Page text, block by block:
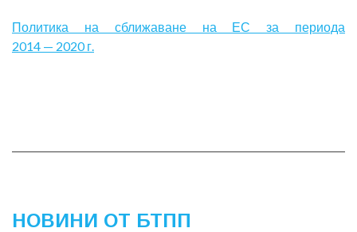
Политика на сближаване на ЕС за периода
2014 — 2020 г.
НОВИНИ ОТ БТПП